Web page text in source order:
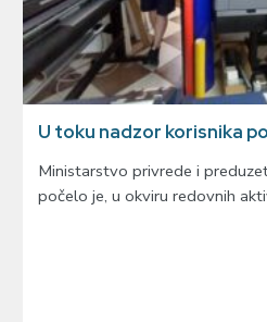
U toku nadzor korisnika
Ministarstvo privrede i
počelo je, u okviru redovnih